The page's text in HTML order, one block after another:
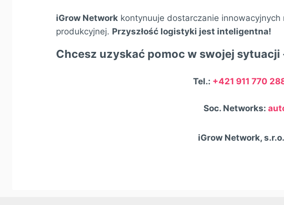
iGrow Network kontynuuje dostarczanie
produkcyjnej. Przyszłość logistyki jest inteligentna!
Chcesz uzyskać pomoc w swojej
Tel.: +421 911 770
Soc. Networks:
iGrow Network, s.r.o.